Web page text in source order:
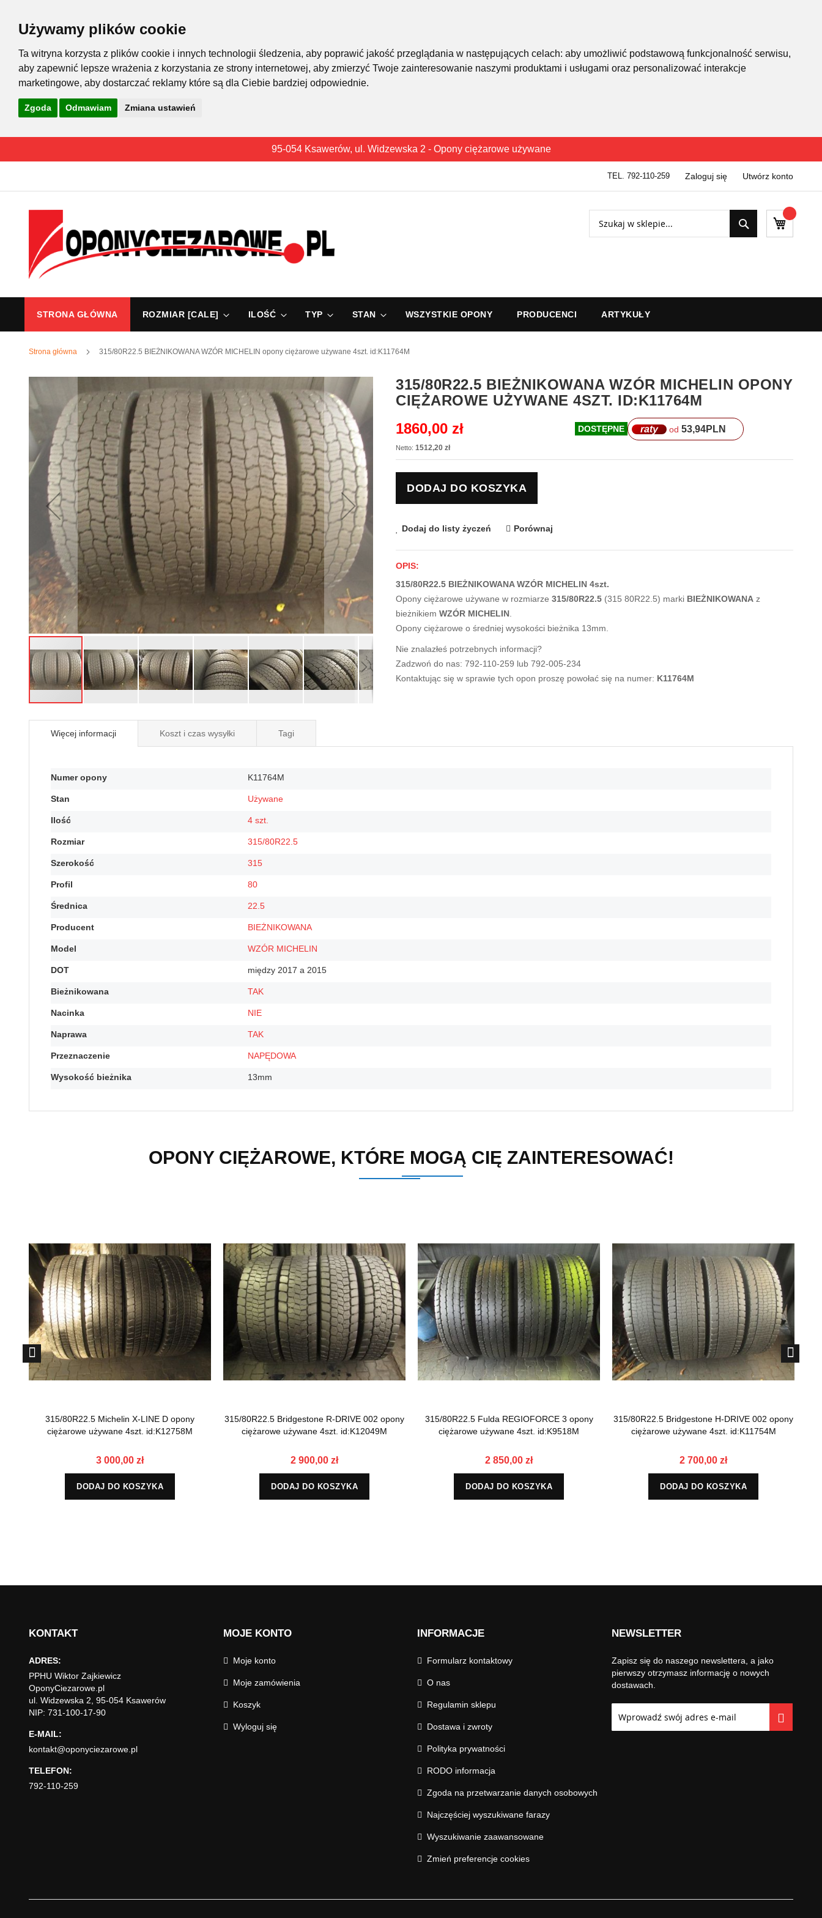
Używamy plików cookie
Ta witryna korzysta z plików cookie i innych technologii śledzenia, aby poprawić jakość przeglądania w następujących celach: aby umożliwić podstawową funkcjonalność serwisu,
aby zapewnić lepsze wrażenia z korzystania ze strony internetowej, aby zmierzyć Twoje zainteresowanie naszymi produktami i usługami oraz personalizować interakcje
marketingowe, aby dostarczać reklamy które są dla Ciebie bardziej odpowiednie.
Zgoda Odmawiam Zmiana ustawień
95-054 Ksawerów, ul. Widzewska 2 - Opony ciężarowe używane
treści
TEL. 792-110-259 Zaloguj się Utwórz konto
Mój
Szukaj
STRONA GŁÓWNA ROZMIAR [CALE] ILOŚĆ TYP STAN WSZYSTKIE OPONY PRODUCENCI ARTYKUŁY
Strona główna 315/80R22.5 BIEŻNIKOWANA WZÓR MICHELIN opony ciężarowe używane 4szt. id:K11764M
Przejdź
na
koniec
na
początek
315/80R22.5 BIEŻNIKOWANA WZÓR MICHELIN OPONY
CIĘŻAROWE UŻYWANE 4SZT. ID:K11764M
1860,00 zł
1512,20 zł
DOSTĘPNE raty od 53,94PLN
DODAJ DO KOSZYKA
Dodaj do listy życzeń Porównaj
OPIS:
315/80R22.5 BIEŻNIKOWANA WZÓR MICHELIN 4szt.
Opony ciężarowe używane w rozmiarze 315/80R22.5 (315 80R22.5) marki BIEŻNIKOWANA z
bieżnikiem WZÓR MICHELIN.
Opony ciężarowe o średniej wysokości bieżnika 13mm.
Nie znalazłeś potrzebnych informacji?
Zadzwoń do nas: 792-110-259 lub 792-005-234
Kontaktując się w sprawie tych opon proszę powołać się na numer: K11764M
Więcej informacji
Więcej
Numer opony K11764M
Stan Używane
Ilość 4 szt.
Rozmiar 315/80R22.5
Szerokość 315
Profil 80
Średnica 22.5
Producent BIEŻNIKOWANA
Model WZÓR MICHELIN
DOT między 2017 a 2015
Bieżnikowana TAK
Nacinka NIE
Naprawa TAK
Przeznaczenie NAPĘDOWA
Wysokość bieżnika 13mm
Koszt i czas wysyłki Tagi
OPONY CIĘŻAROWE, KTÓRE MOGĄ CIĘ ZAINTERESOWAĆ!
315/80R22.5 Michelin X-LINE D opony
ciężarowe używane 4szt. id:K12758M
3 000,00 zł
DODAJ DO KOSZYKA
315/80R22.5 Bridgestone R-DRIVE 002 opony
ciężarowe używane 4szt. id:K12049M
2 900,00 zł
DODAJ DO KOSZYKA
315/80R22.5 Fulda REGIOFORCE 3 opony
ciężarowe używane 4szt. id:K9518M
2 850,00 zł
DODAJ DO KOSZYKA
315/80R22.5 Bridgestone H-DRIVE 002 opony
ciężarowe używane 4szt. id:K11754M
2 700,00 zł
DODAJ DO KOSZYKA
KONTAKT
ADRES:
PPHU Wiktor Zajkiewicz
OponyCiezarowe.pl
ul. Widzewska 2, 95-054 Ksawerów
NIP: 731-100-17-90
E-MAIL:
kontakt@oponyciezarowe.pl
TELEFON:
792-110-259
MOJE KONTO
Moje konto
Moje zamówienia
Koszyk
Wyloguj się
INFORMACJE
Formularz kontaktowy
O nas
Regulamin sklepu
Dostawa i zwroty
Polityka prywatności
RODO informacja
Zgoda na przetwarzanie danych osobowych
Najczęściej wyszukiwane farazy
Wyszukiwanie zaawansowane
Zmień preferencje cookies
NEWSLETTER
Zapisz się do naszego newslettera, a jako
pierwszy otrzymasz informację o nowych
dostawach.
nasz
newsletter: